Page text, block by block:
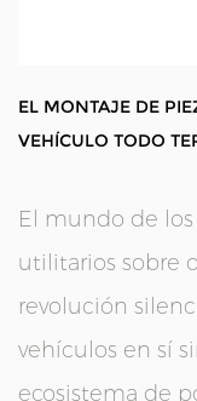
EL MONTAJE DE
VEHÍCULO TODO
El mundo de
utilitarios sobre
revolución
vehículos en sí
ecosistema de